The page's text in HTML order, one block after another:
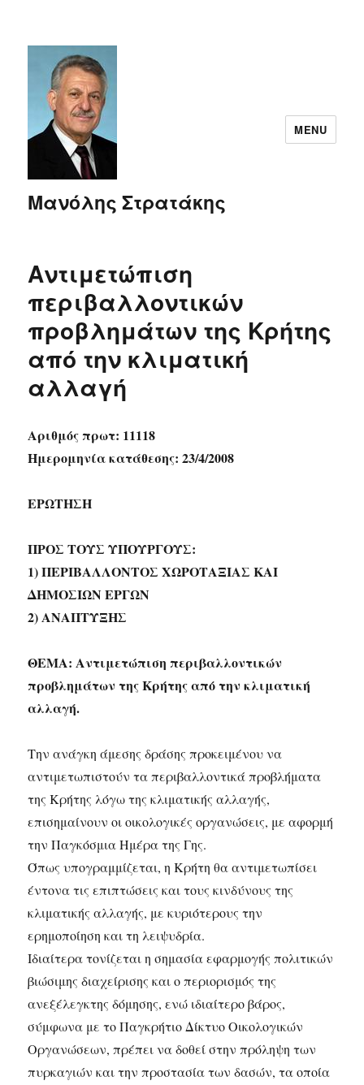
Μανόλης Στρατάκης
MENU
Αντιμετώπιση
περιβαλλοντικών
προβλημάτων της Κρήτης
από την κλιματική
αλλαγή
Αριθμός πρωτ: 11118
Ημερομηνία κατάθεσης: 23/4/2008
ΕΡΩΤΗΣΗ
ΠΡΟΣ ΤΟΥΣ ΥΠΟΥΡΓΟΥΣ:
1) ΠΕΡΙΒΑΛΛΟΝΤΟΣ ΧΩΡΟΤΑΞΙΑΣ ΚΑΙ
ΔΗΜΟΣΙΩΝ ΕΡΓΩΝ
2) ΑΝΑΠΤΥΞΗΣ
ΘΕΜΑ: Αντιμετώπιση περιβαλλοντικών
προβλημάτων της Κρήτης από την κλιματική
αλλαγή.
Την ανάγκη άμεσης δράσης προκειμένου να
αντιμετωπιστούν τα περιβαλλοντικά προβλήματα
της Κρήτης λόγω της κλιματικής αλλαγής,
επισημαίνουν οι οικολογικές οργανώσεις, με αφορμή
την Παγκόσμια Ημέρα της Γης.
Όπως υπογραμμίζεται, η Κρήτη θα αντιμετωπίσει
έντονα τις επιπτώσεις και τους κινδύνους της
κλιματικής αλλαγής, με κυριότερους την
ερημοποίηση και τη λειψυδρία.
Ιδιαίτερα τονίζεται η σημασία εφαρμογής πολιτικών
βιώσιμης διαχείρισης και ο περιορισμός της
ανεξέλεγκτης δόμησης, ενώ ιδιαίτερο βάρος,
σύμφωνα με το Παγκρήτιο Δίκτυο Οικολογικών
Οργανώσεων, πρέπει να δοθεί στην πρόληψη των
πυρκαγιών και την προστασία των δασών, τα οποία